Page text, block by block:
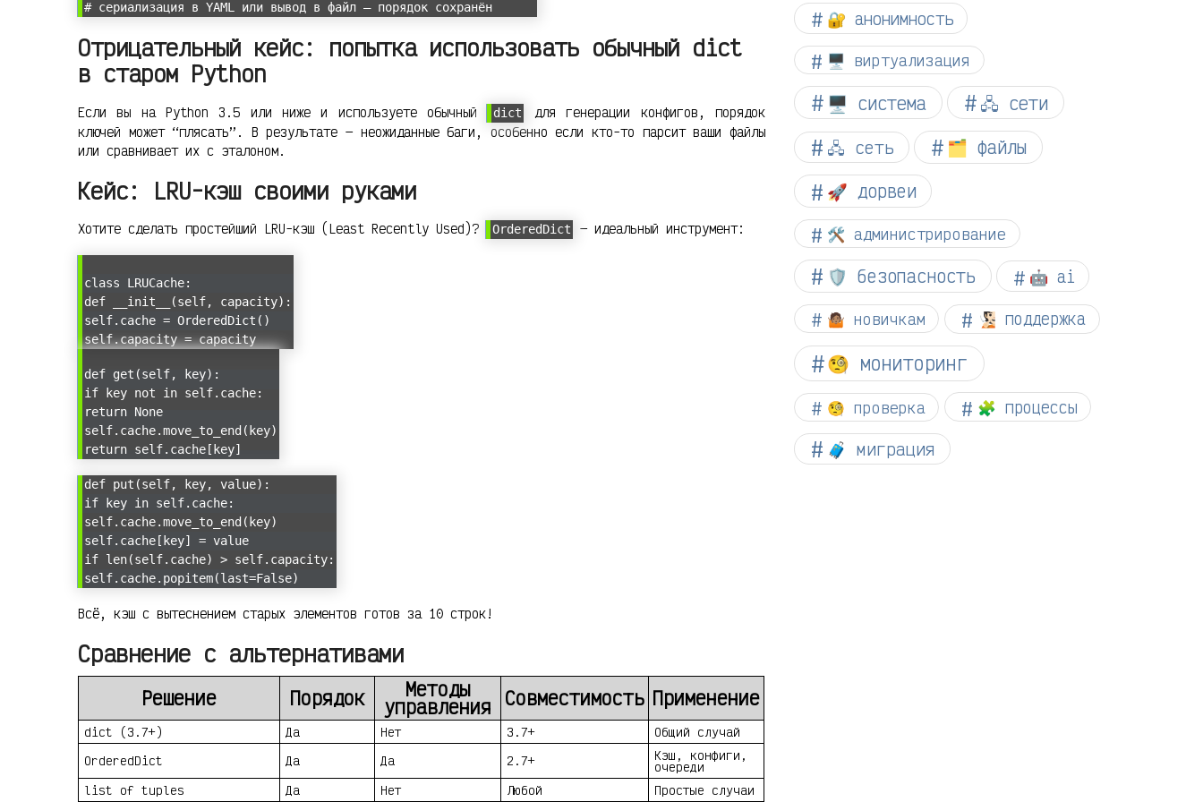
# сериализация в YAML или вывод в файл — порядок сохранён
Отрицательный кейс: попытка использовать обычный dict
в старом Python
Если вы на Python 3.5 или ниже и используете обычный dict
для генерации конфигов, порядок
ключей может “плясать”. В результате — неожиданные баги, особенно если кто-то парсит ваши файлы
или сравнивает их с эталоном.
Кейс: LRU-кэш своими руками
Хотите сделать простейший LRU-кэш (Least Recently Used)? OrderedDict — идеальный инструмент:
class LRUCache:
def __init__(self, capacity):
self.cache = OrderedDict()
self.capacity = capacity
def get(self, key):
if key not in self.cache:
return None
self.cache.move_to_end(key)
return self.cache[key]
def put(self, key, value):
if key in self.cache:
self.cache.move_to_end(key)
self.cache[key] = value
if len(self.cache) > self.capacity:
self.cache.popitem(last=False)
Всё, кэш с вытеснением старых элементов готов за 10 строк!
Сравнение с альтернативами
Решение Порядок Методы
управления Совместимость Применение
dict (3.7+) Да Нет 3.7+
Общий случай
OrderedDict
Да Да 2.7+ Кэш, конфиги,
очереди
list of tuples
Да Нет Любой Простые случаи
🔐 анонимность
🖥️ виртуализация
🖥️ система 🖧 сети
🖧 сеть 🗂️ файлы
🚀 дорвеи
🛠️ администрирование
🛡️ безопасность 🤖 ai
🤷🏽 новичкам 🧏🏻 поддержка
🧐 мониторинг
🧐 проверка 🧩 процессы
🧳 миграция